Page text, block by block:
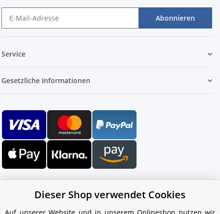
Abonnieren
Service
Gesetzliche Informationen
Dieser Shop verwendet Cookies